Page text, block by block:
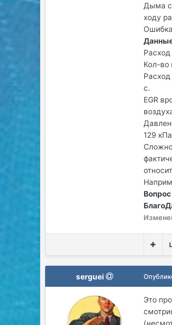
Дыма
ходу
Расход
Кол-во
с.
EGR
129
Вопрос
serguei
Это